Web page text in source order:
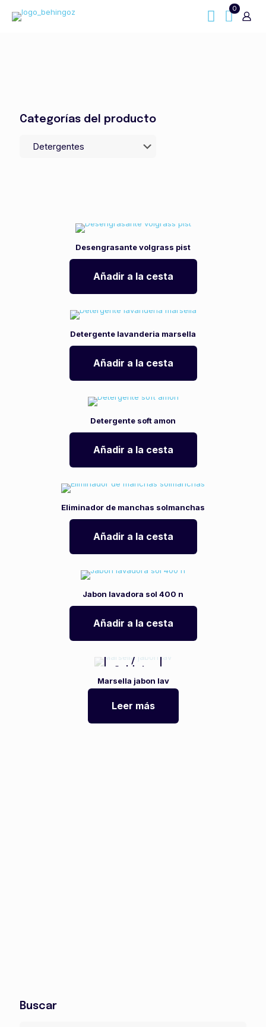
0
Categorías del producto
Desengrasante volgrass pist
Añadir a la cesta
Detergente lavanderia marsella
Añadir a la cesta
Detergente soft amon
Añadir a la cesta
Eliminador de manchas solmanchas
Añadir a la cesta
Jabon lavadora sol 400 n
Añadir a la cesta
/
Marsella jabon lav
Leer más
Buscar